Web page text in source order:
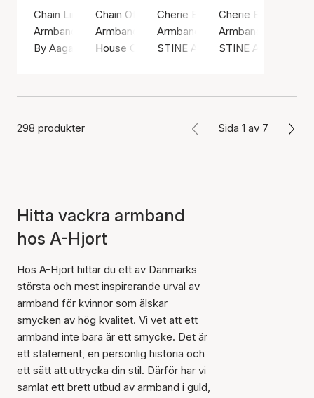
Chain Link Cubic Zirconia Bracelet
Armband, Guldfärg / Guldpläterat sterlingsilver 925
By Aagaard
Chain Of Riddle Bracelet
Armband, Guldfärg / Guldpläterad mässing
House Of Vincent
Cherie Bon Bon Bracelet
Armband, Grön / Nylon
STINE A Jewelry
Cherie Bon Bon
Armband, Guldfärg
STINE A Jewelry
298 produkter Sida 1 av 7
Hitta vackra armband
hos A-Hjort
Hos A-Hjort hittar du ett av Danmarks
största och mest inspirerande urval av
armband för kvinnor som älskar
smycken av hög kvalitet. Vi vet att ett
armband inte bara är ett smycke. Det är
ett statement, en personlig historia och
ett sätt att uttrycka din stil. Därför har vi
samlat ett brett utbud av armband i guld,